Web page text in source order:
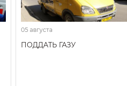
05 августа
ПОДДАТЬ ГАЗУ